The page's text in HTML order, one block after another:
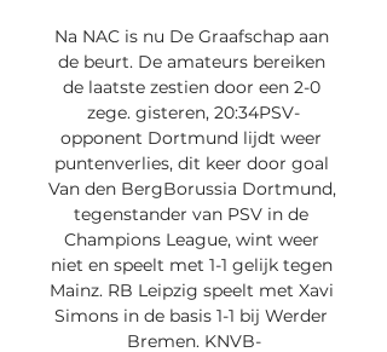
Na NAC is nu De Graafschap aan
de beurt. De amateurs bereiken
de laatste zestien door een 2-0
zege. gisteren, 20:34PSV-
opponent Dortmund lijdt weer
puntenverlies, dit keer door goal
Van den BergBorussia Dortmund,
tegenstander van PSV in de
Champions League, wint weer
niet en speelt met 1-1 gelijk tegen
Mainz. RB Leipzig speelt met Xavi
Simons in de basis 1-1 bij Werder
Bremen. KNVB-